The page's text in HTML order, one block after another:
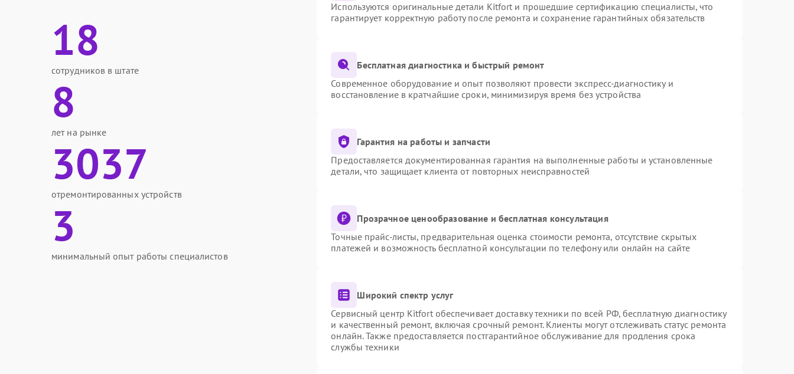
18
сотрудников в штате
8
лет на рынке
3037
отремонтированных устройств
3
минимальный опыт работы специалистов
Используются оригинальные детали Kitfort и прошедшие сертификацию специалисты, что
гарантирует корректную работу после ремонта и сохранение гарантийных обязательств
Бесплатная диагностика и быстрый ремонт
Современное оборудование и опыт позволяют провести экспресс-диагностику и
восстановление в кратчайшие сроки, минимизируя время без устройства
Гарантия на работы и запчасти
Предоставляется документированная гарантия на выполненные работы и установленные
детали, что защищает клиента от повторных неисправностей
Прозрачное ценообразование и бесплатная консультация
Точные прайс-листы, предварительная оценка стоимости ремонта, отсутствие скрытых
платежей и возможность бесплатной консультации по телефону или онлайн на сайте
Широкий спектр услуг
Сервисный центр Kitfort обеспечивает доставку техники по всей РФ, бесплатную диагностику
и качественный ремонт, включая срочный ремонт. Клиенты могут отслеживать статус ремонта
онлайн. Также предоставляется постгарантийное обслуживание для продления срока
службы техники